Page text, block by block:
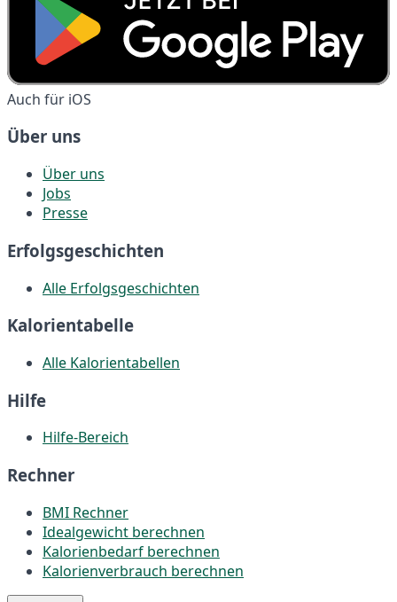
Auch für iOS
Über uns
Über uns
Jobs
Presse
Erfolgsgeschichten
Alle Erfolgsgeschichten
Kalorientabelle
Alle Kalorientabellen
Hilfe
Hilfe-Bereich
Rechner
BMI Rechner
Idealgewicht berechnen
Kalorienbedarf berechnen
Kalorienverbrauch berechnen